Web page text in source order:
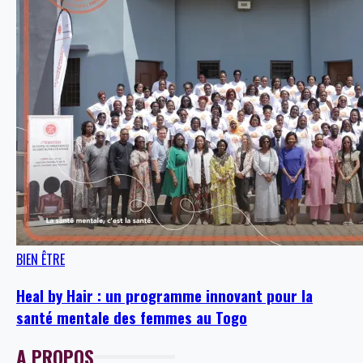
BIEN ÊTRE
Heal by Hair : un programme innovant pour la
santé mentale des femmes au Togo
A PROPOS